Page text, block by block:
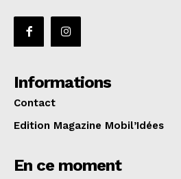
Informations
Contact
Edition Magazine Mobil’Idées
En ce moment